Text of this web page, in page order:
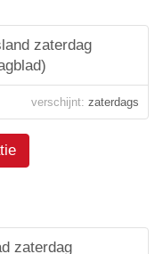
zaterdag
verschijnt: zaterdags
zaterdag